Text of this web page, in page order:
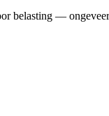
belasting —